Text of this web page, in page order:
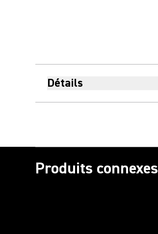
Détails
Produits connexes